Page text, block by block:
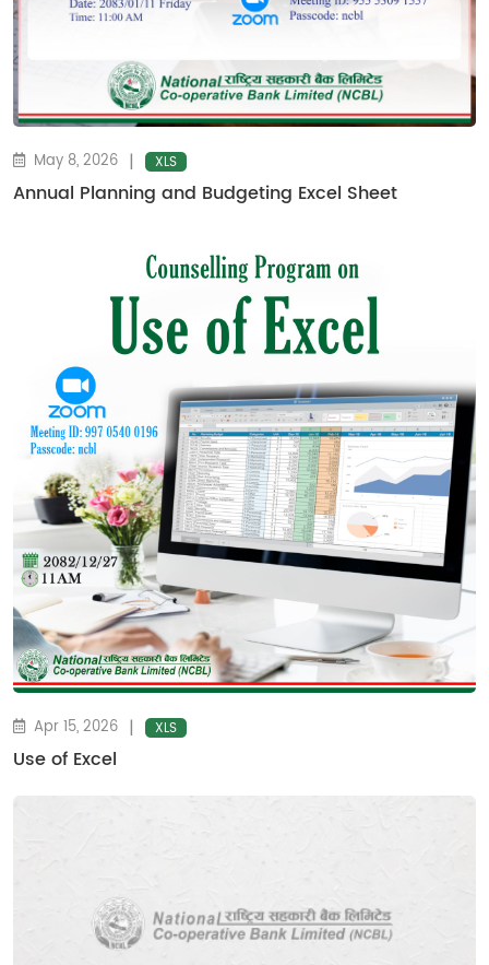
May 8, 2026 | XLS
Annual Planning and Budgeting Excel Sheet
Apr 15, 2026 | XLS
Use of Excel